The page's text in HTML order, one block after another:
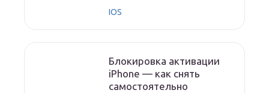
IOS
Блокировка активации
iPhone — как снять
самостоятельно